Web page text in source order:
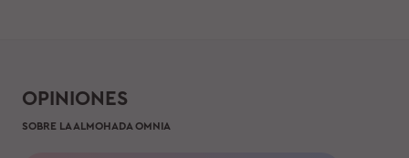
OPINIONES
SOBRE LA ALMOHADA OMNIA